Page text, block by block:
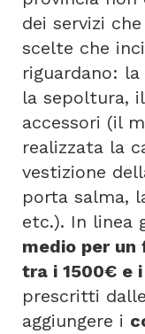
dei servizi
scelte che
riguardano:
la sepoltura,
accessori (il
realizzata la
vestizione
porta salma,
etc.). In linea
medio per un
tra i 1500€ e
prescritti dalle
aggiungere i